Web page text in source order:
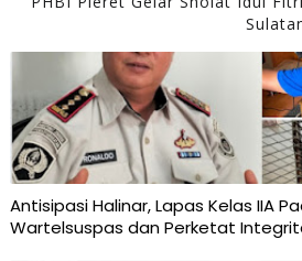
Antisipasi Halinar, Lapas Kelas IIA
Wartelsuspas dan Perketat